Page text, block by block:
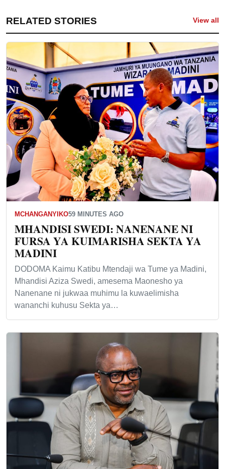
RELATED STORIES View all
MCHANGANYIKO59 MINUTES AGO
MHANDISI SWEDI: NANENANE NI
FURSA YA KUIMARISHA SEKTA YA
MADINI
DODOMA Kaimu Katibu Mtendaji wa Tume ya Madini,
Mhandisi Aziza Swedi, amesema Maonesho ya
Nanenane ni jukwaa muhimu la kuwaelimisha
wananchi kuhusu Sekta ya…